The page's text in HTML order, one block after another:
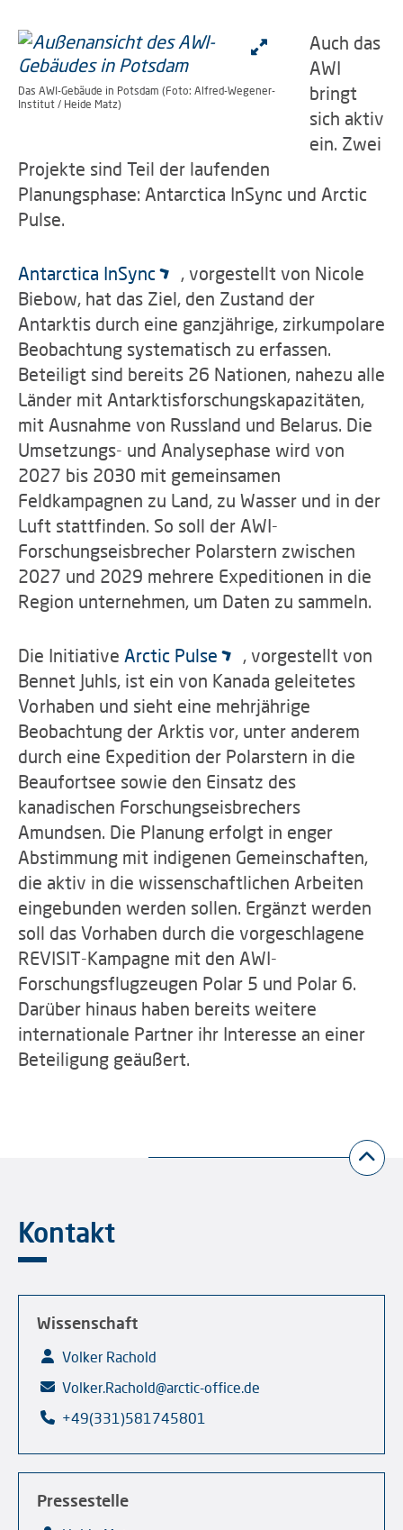
Das AWI-Gebäude in Potsdam (Foto: Alfred-Wegener-
Institut / Heide Matz)
Auch das
AWI
bringt
sich aktiv
ein. Zwei
Projekte sind Teil der laufenden
Planungsphase: Antarctica InSync und Arctic
Pulse.
Antarctica InSync
, vorgestellt von Nicole
Biebow, hat das Ziel, den Zustand der
Antarktis durch eine ganzjährige, zirkumpolare
Beobachtung systematisch zu erfassen.
Beteiligt sind bereits 26 Nationen, nahezu alle
Länder mit Antarktisforschungskapazitäten,
mit Ausnahme von Russland und Belarus. Die
Umsetzungs- und Analysephase wird von
2027 bis 2030 mit gemeinsamen
Feldkampagnen zu Land, zu Wasser und in der
Luft stattfinden. So soll der AWI-
Forschungseisbrecher Polarstern zwischen
2027 und 2029 mehrere Expeditionen in die
Region unternehmen, um Daten zu sammeln.
Die Initiative Arctic Pulse
, vorgestellt von
Bennet Juhls, ist ein von Kanada geleitetes
Vorhaben und sieht eine mehrjährige
Beobachtung der Arktis vor, unter anderem
durch eine Expedition der Polarstern in die
Beaufortsee sowie den Einsatz des
kanadischen Forschungseisbrechers
Amundsen. Die Planung erfolgt in enger
Abstimmung mit indigenen Gemeinschaften,
die aktiv in die wissenschaftlichen Arbeiten
eingebunden werden sollen. Ergänzt werden
soll das Vorhaben durch die vorgeschlagene
REVISIT-Kampagne mit den AWI-
Forschungsflugzeugen Polar 5 und Polar 6.
Darüber hinaus haben bereits weitere
internationale Partner ihr Interesse an einer
Beteiligung geäußert.
Kontakt
Wissenschaft
Volker Rachold
Volker.Rachold@arctic-office.de
+49(331)581745801
Pressestelle